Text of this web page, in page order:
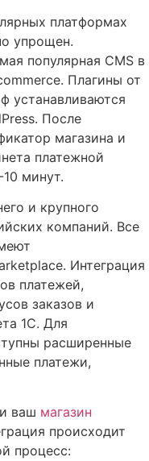
платформах
упрощен.
популярная CMS в
Плагины от
устанавливаются
После
магазина и
платежной
минут.
и крупного
компаний. Все
Интеграция
платежей,
заказов и
1С. Для
расширенные
платежи,
ваш магазин
происходит
процесс: